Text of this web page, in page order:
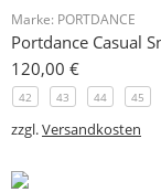
Marke: PORTDANCE
120,00 €
42 43 44 45
zzgl.Versandkosten